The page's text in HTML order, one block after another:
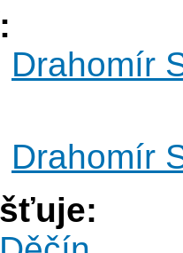
Drahomír
Drahomír